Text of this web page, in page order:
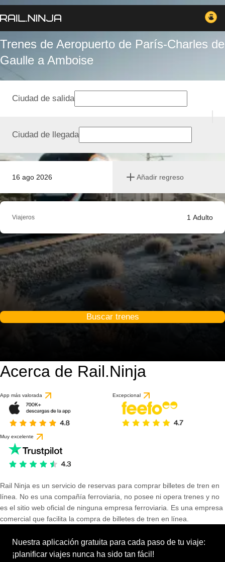
Trenes de Aeropuerto de París-Charles de
Gaulle a Amboise
16 ago 2026 Añadir regreso
Ciudad de salida
Ciudad de llegada
Viajeros 1 Adulto
Buscar trenes
Acerca de Rail.Ninja
App más valorada Excepcional
Muy excelente
Rail Ninja es un servicio de reservas para comprar billetes de tren en
línea. No es una compañía ferroviaria, no posee ni opera trenes y no
es el sitio web oficial de ninguna empresa ferroviaria. Es una empresa
comercial que facilita la compra de billetes de tren en línea.
Nuestra aplicación gratuita para cada paso de tu viaje:
¡planificar viajes nunca ha sido tan fácil!